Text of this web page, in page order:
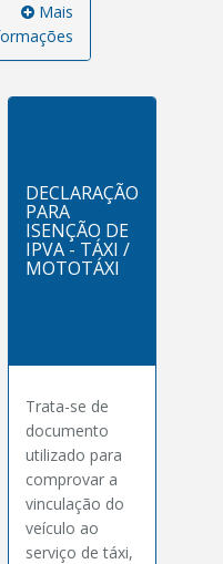
Mais
DECLARAÇÃO
PARA
ISENÇÃO DE
IPVA - TÁXI /
MOTOTÁXI
Trata-se de
documento
utilizado para
comprovar a
vinculação do
veículo ao
serviço de táxi,